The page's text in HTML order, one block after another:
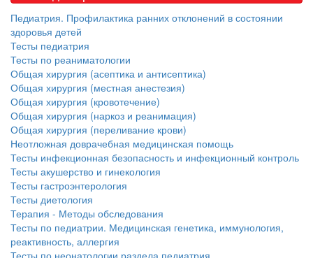
Педиатрия. Профилактика ранних отклонений в состоянии
здоровья детей
Тесты педиатрия
Тесты по реаниматологии
Общая хирургия (асептика и антисептика)
Общая хирургия (местная анестезия)
Общая хирургия (кровотечение)
Общая хирургия (наркоз и реанимация)
Общая хирургия (переливание крови)
Неотложная доврачебная медицинская помощь
Тесты инфекционная безопасность и инфекционный контроль
Тесты акушерство и гинекология
Тесты гастроэнтерология
Тесты диетология
Терапия - Методы обследования
Тесты по педиатрии. Медицинская генетика, иммунология,
реактивность, аллергия
Тесты по неонатологии раздела педиатрия